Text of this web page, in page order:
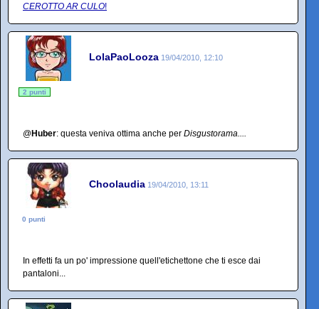
CEROTTO AR CULO!
LolaPaoLooza 19/04/2010, 12:10
2 punti
@Huber: questa veniva ottima anche per Disgustorama....
Choolaudia 19/04/2010, 13:11
0 punti
In effetti fa un po' impressione quell'etichettone che ti esce dai
pantaloni...